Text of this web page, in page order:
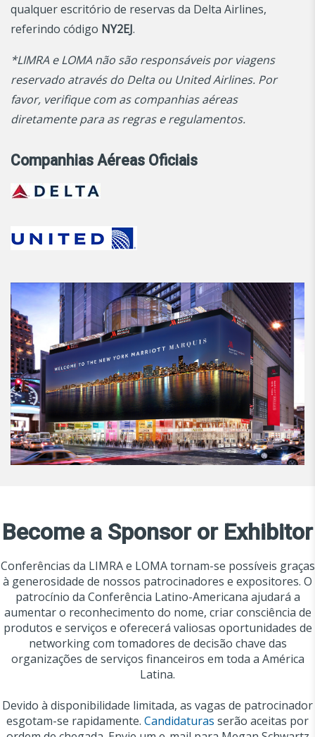
qualquer escritório de reservas da Delta Airlines,
referindo código NY2EJ.
*LIMRA e LOMA não são responsáveis por viagens
reservado através do Delta ou United Airlines. Por
favor, verifique com as companhias aéreas
diretamente para as regras e regulamentos.
Companhias Aéreas Oficiais
Become a Sponsor or Exhibitor
Conferências da LIMRA e LOMA tornam-se possíveis graças
à generosidade de nossos patrocinadores e expositores. O
patrocínio da Conferência Latino-Americana ajudará a
aumentar o reconhecimento do nome, criar consciência de
produtos e serviços e oferecerá valiosas oportunidades de
networking com tomadores de decisão chave das
organizações de serviços financeiros em toda a América
Latina.
Devido à disponibilidade limitada, as vagas de patrocinador
esgotam-se rapidamente. Candidaturas serão aceitas por